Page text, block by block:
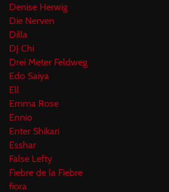
Denise Herwig
Die Nerven
Dilla
DJ Chi
Drei Meter Feldweg
Edo Saiya
Ell
Emma Rose
Ennio
Enter Shikari
Esshar
False Lefty
Fiebre de la Fiebre
fiora